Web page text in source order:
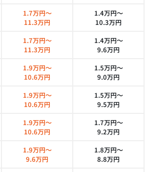
1.7万円～
11.3万円
1.4万円～
10.3万円
1.7万円～
11.3万円
1.4万円～
9.6万円
1.9万円～
10.6万円
1.5万円～
9.0万円
1.9万円～
10.6万円
1.5万円～
9.5万円
1.9万円～
10.6万円
1.7万円～
9.2万円
1.9万円～
9.6万円
1.8万円～
8.8万円